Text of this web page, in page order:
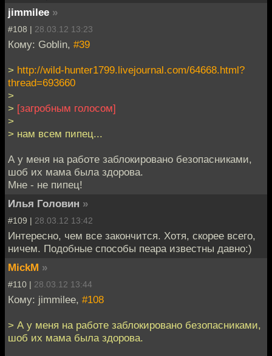
jimmilee »
#108 | 28.03.12 13:23
Кому: Goblin, #39
> http://wild-hunter1799.livejournal.com/64668.html?
thread=693660
>
> [загробным голосом]
>
> нам всем пипец...
А у меня на работе заблокировано безопасниками,
шоб их мама была здорова.
Мне - не пипец!
Илья Головин »
#109 | 28.03.12 13:42
Интересно, чем все закончится. Хотя, скорее всего,
ничем. Подобные способы пеара известны давно:)
MickM »
#110 | 28.03.12 13:44
Кому: jimmilee, #108
> А у меня на работе заблокировано безопасниками,
шоб их мама была здорова.